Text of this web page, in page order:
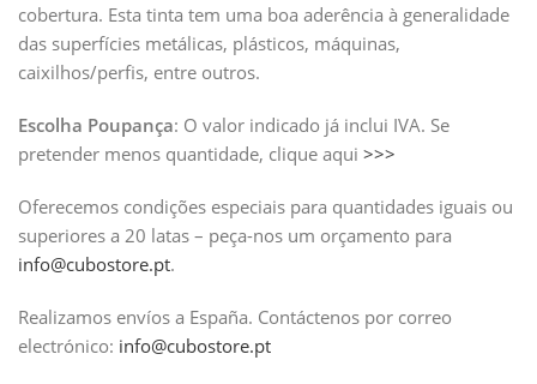
cobertura. Esta tinta tem uma boa aderência à generalidade
das superfícies metálicas, plásticos, máquinas,
caixilhos/perfis, entre outros.
Escolha Poupança: O valor indicado já inclui IVA. Se
pretender menos quantidade, clique aqui>>>
Oferecemos condições especiais para quantidades iguais ou
superiores a 20 latas – peça-nos um orçamento para
info@cubostore.pt.
Realizamos envíos a España. Contáctenos por correo
electrónico: info@cubostore.pt